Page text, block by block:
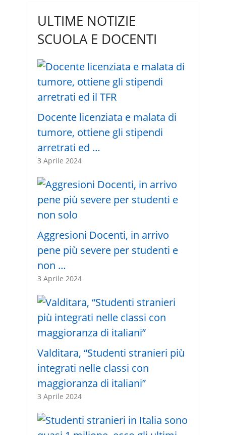
ULTIME NOTIZIE
SCUOLA E DOCENTI
Docente licenziata e malata di
tumore, ottiene gli stipendi
arretrati ed …
3 Aprile 2024
Aggresioni Docenti, in arrivo
pene più severe per studenti e
non …
3 Aprile 2024
Valditara, “Studenti stranieri più
integrati nelle classi con
maggioranza di italiani”
3 Aprile 2024